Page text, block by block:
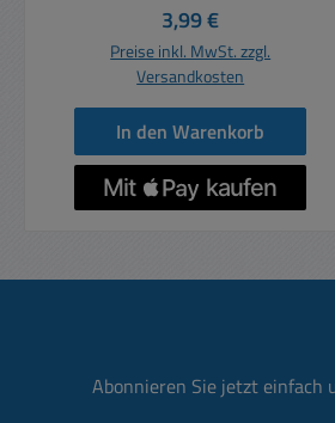
Spannung: 1,5 Volt Abm.:
AAAA Durchmesser: 8,0mm
Höhe: 40,2mm Kompatibel
zu: AAAA , LR 61 , Piccolo ,
Mini , E96 Einsatzbereich:
Blutdruckmessgeräte,
Laserpointer,
damit verbundene lange
Lagerfähigkeit bieten
Regulärer Preis:
3,99 €
Preise inkl. MwSt. zzgl.
Versandkosten
In den Warenkorb
Abonnieren Sie jetzt einfach